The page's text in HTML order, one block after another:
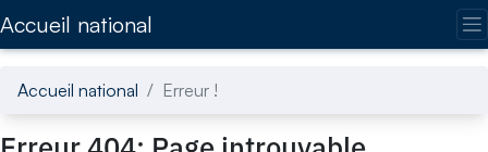
Accueil national
Accueil national Erreur !